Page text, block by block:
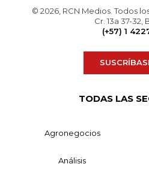
© 2026, RCN Medios. Todos
Cr. 13a 37-32,
(+57) 1
TODAS LAS
Agronegocios
Análisis